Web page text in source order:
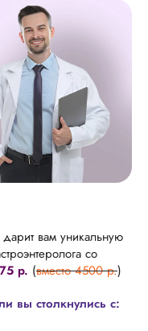
вам уникальную
со
р. (вместо 4500 р.)
вы столкнулись с: